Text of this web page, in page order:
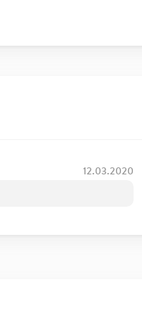
12.03.2020